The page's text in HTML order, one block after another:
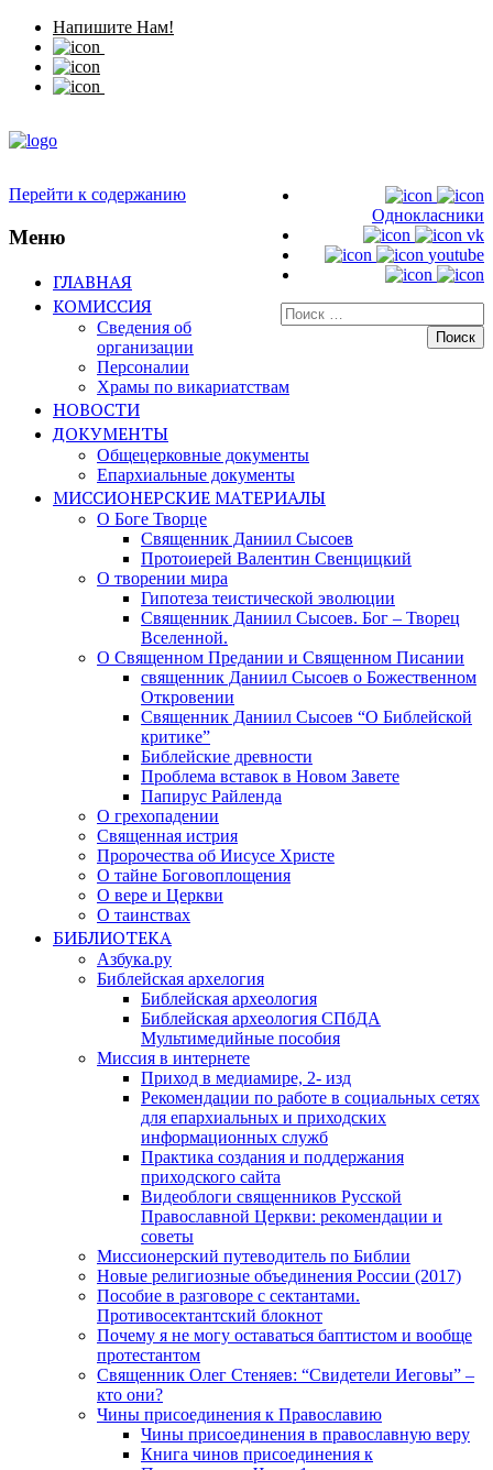
Напишите Нам!
Однокласники
vk
youtube
Искать:
Перейти к содержанию
Меню
ГЛАВНАЯ
КОМИССИЯ
Сведения об
организации
Персоналии
Храмы по викариатствам
НОВОСТИ
ДОКУМЕНТЫ
Общецерковные документы
Епархиальные документы
МИССИОНЕРСКИЕ МАТЕРИАЛЫ
О Боге Творце
Священник Даниил Сысоев
Протоиерей Валентин Свенцицкий
О творении мира
Гипотеза теистической эволюции
Священник Даниил Сысоев. Бог – Творец
Вселенной.
О Священном Предании и Священном Писании
священник Даниил Сысоев о Божественном
Откровении
Священник Даниил Сысоев “О Библейской
критике”
Библейские древности
Проблема вставок в Новом Завете
Папирус Райленда
О грехопадении
Священная истрия
Пророчества об Иисусе Христе
О тайне Боговоплощения
О вере и Церкви
О таинствах
БИБЛИОТЕКА
Азбука.ру
Библейская архелогия
Библейская археология
Библейская археология СПбДА
Мультимедийные пособия
Миссия в интернете
Приход в медиамире, 2- изд
Рекомендации по работе в социальных сетях
для епархиальных и приходских
информационных служб
Практика создания и поддержания
приходского сайта
Видеоблоги священников Русской
Православной Церкви: рекомендации и
советы
Миссионерский путеводитель по Библии
Новые религиозные объединения России (2017)
Пособие в разговоре с сектантами.
Противосектантский блокнот
Почему я не могу оставаться баптистом и вообще
протестантом
Священник Олег Стеняев: “Свидетели Иеговы” –
кто они?
Чины присоединения к Православию
Чины присоединения в православную веру
Книга чинов присоединения к